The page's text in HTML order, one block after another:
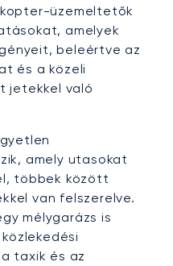
üzemeltetők
amelyek
beleértve az
és a közeli
jetekkel való
amely utasokat
többek között
van felszerelve.
mélygarázs is
taxik és az